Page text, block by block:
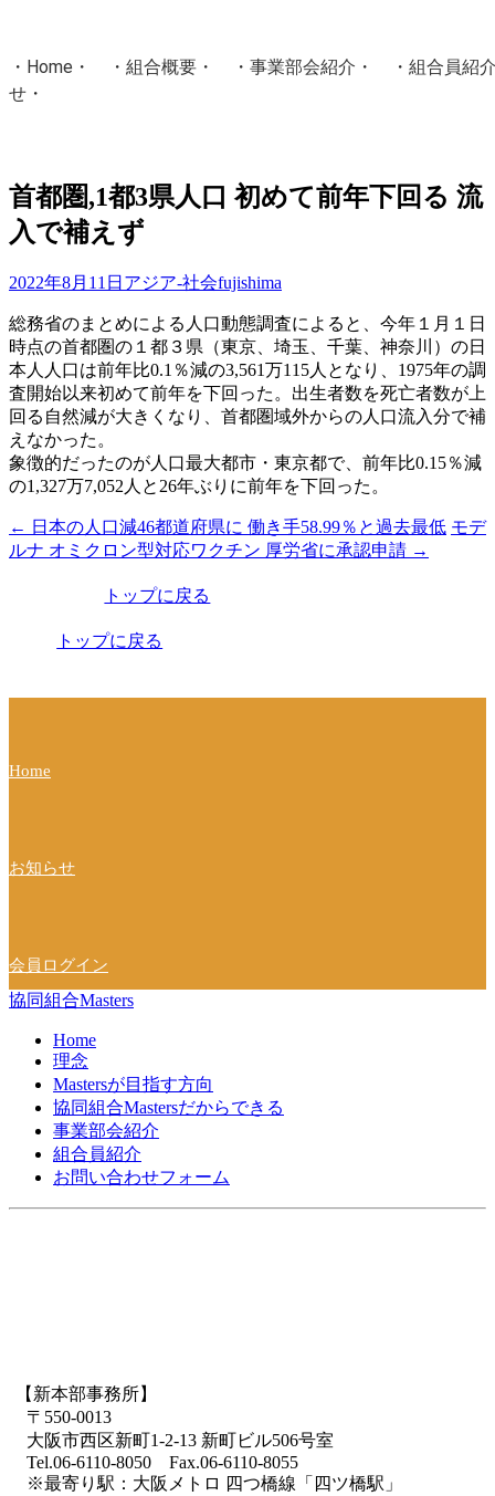
・ Home ・ ・ 組合概要 ・ ・ 事業部会紹介 ・ ・ 組合員紹
せ ・
国土交通省・経済産業省・農林水産省・厚生労働省 認可
首都圏,1都3県人口 初めて前年下回る 流
入で補えず
2022年8月11日 アジア-社会fujishima
総務省のまとめによる人口動態調査によると、今年１月１日
時点の首都圏の１都３県（東京、埼玉、千葉、神奈川）の日
本人人口は前年比0.1％減の3,561万115人となり、1975年の調
査開始以来初めて前年を下回った。出生者数を死亡者数が上
回る自然減が大きくなり、首都圏域外からの人口流入分で補
えなかった。
象徴的だったのが人口最大都市・東京都で、前年比0.15％減
の1,327万7,052人と26年ぶりに前年を下回った。
投
稿
ョ
← 日本の人口減46都道府県に 働き手58.99％と過去最低 モデ
ルナ オミクロン型対応ワクチン 厚労省に承認申請 →
トップに戻る
トップに戻る
Home
お知らせ
会員ログイン
協同組合Masters
Home
理念
Mastersが目指す方向
協同組合Mastersだからできる
事業部会紹介
組合員紹介
お問い合わせフォーム
【新本部事務所】
〒550-0013
大阪市西区新町1-2-13 新町ビル506号室
Tel.06-6110-8050 Fax.06-6110-8055
※最寄り駅：大阪メトロ 四つ橋線「四ツ橋駅」